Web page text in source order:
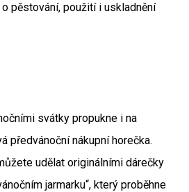
pěstování, použití i uskladnění
svátky propukne i na
předvánoční nákupní horečka.
udělat originálními dárečky
jarmarku“, který proběhne